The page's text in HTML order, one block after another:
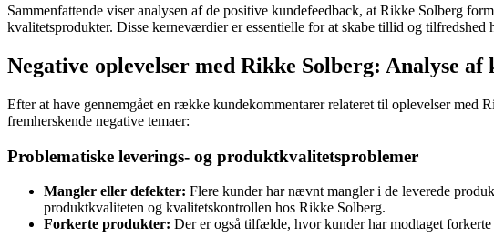
Sammenfattende viser analysen af de positive kundefeedback, at Rikke Solberg
kvalitetsprodukter. Disse kerneværdier er essentielle for at skabe tillid og
Negative oplevelser med Rikke Solberg: Analyse
Efter at have gennemgået en række kundekommentarer relateret til oplevelser
fremherskende negative temaer:
Problematiske leverings- og produktkvalitetsproblemer
Mangler eller defekter: Flere kunder har nævnt mangler i de leverede
produktkvaliteten og kvalitetskontrollen hos Rikke Solberg.
Forkerte produkter: Der er også tilfælde, hvor kunder har modtaget